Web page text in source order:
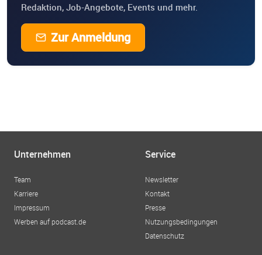
Redaktion, Job-Angebote, Events und mehr.
Zur Anmeldung
Unternehmen
Team
Karriere
Impressum
Werben auf podcast.de
Service
Newsletter
Kontakt
Presse
Nutzungsbedingungen
Datenschutz